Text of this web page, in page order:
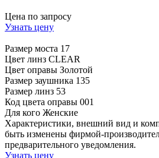
Цена по запросу
Узнать цену
Размер моста 17
Цвет линз CLEAR
Цвет оправы Золотой
Размер заушника 135
Размер линз 53
Код цвета оправы 001
Для кого Женские
Характеристики, внешний вид и
быть изменены фирмой-
предварительного уведомления.
Узнать цену